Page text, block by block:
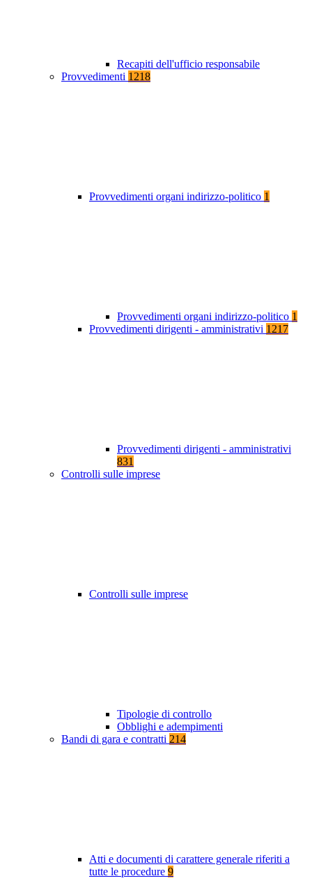
Recapiti dell'ufficio responsabile
Provvedimenti 1218
Provvedimenti organi indirizzo-politico 1
Provvedimenti organi indirizzo-politico 1
Provvedimenti dirigenti - amministrativi 1217
Provvedimenti dirigenti - amministrativi
831
Controlli sulle imprese
Controlli sulle imprese
Tipologie di controllo
Obblighi e adempimenti
Bandi di gara e contratti 214
Atti e documenti di carattere generale riferiti a
tutte le procedure 9